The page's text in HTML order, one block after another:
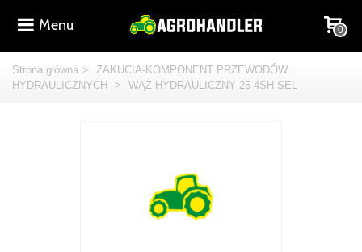
Menu 0
Strona główna >
ZAKUCIA-KOMPONENT PRZEWODÓW
HYDRAULICZNYCH
> WĄŻ HYDRAULICZNY 25-4SH SEL